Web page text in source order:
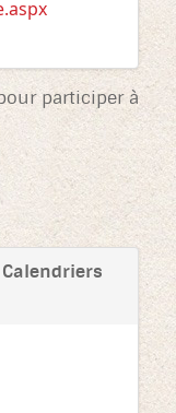
participer à